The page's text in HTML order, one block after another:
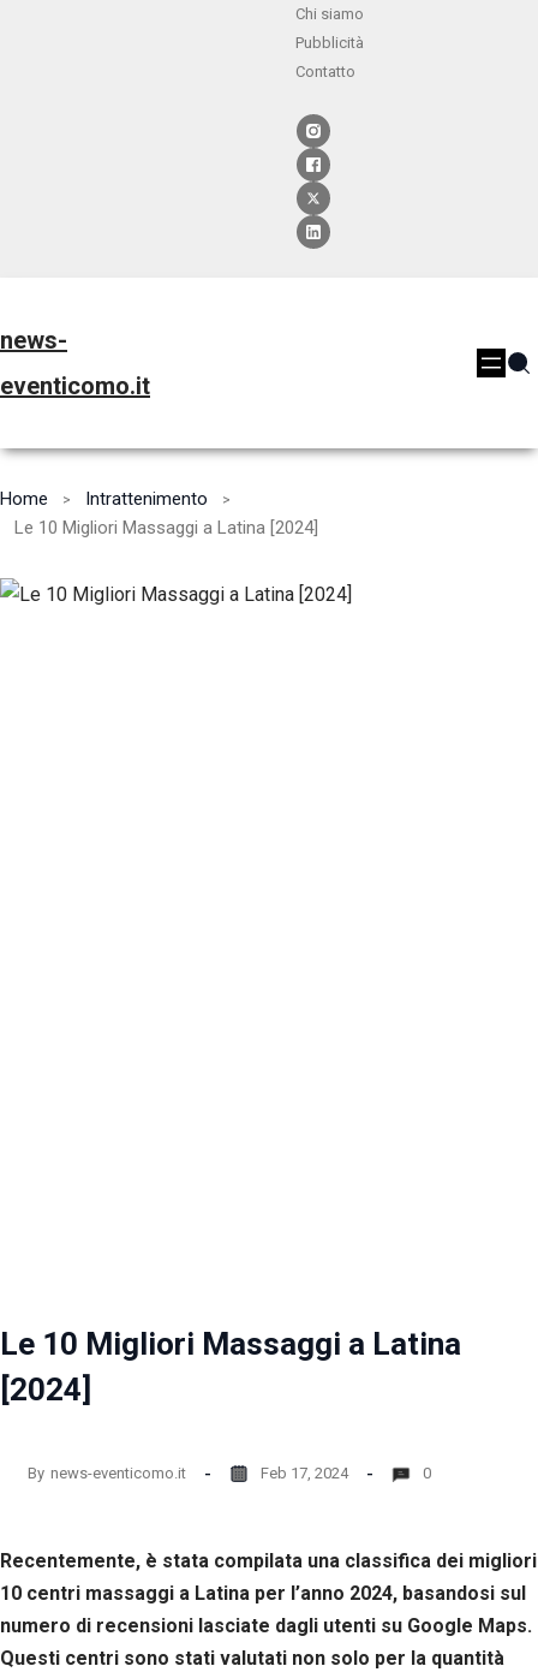
Chi siamo
Pubblicità
Contatto
news-
eventicomo.it
Home
Intrattenimento
Le 10 Migliori Massaggi a Latina [2024]
Le 10 Migliori Massaggi a Latina
[2024]
By news-eventicomo.it Feb 17, 2024 0
Recentemente, è stata compilata una classifica dei migliori
10 centri massaggi a Latina per l’anno 2024, basandosi sul
numero di recensioni lasciate dagli utenti su Google Maps.
Questi centri sono stati valutati non solo per la quantità